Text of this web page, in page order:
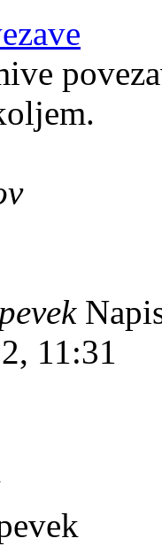
11:31